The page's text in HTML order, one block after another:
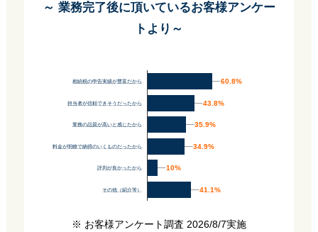
～ 業務完了後に頂いているお客様アンケー
トより～
相続税の申告実績が豊富だから
担当者が信頼できそうだったから
業務の品質が高いと感じたから
料金が明瞭で納得のいくものだったから
評判が良かったから
その他（紹介等）
60.8%
60.8%
43.8%
43.8%
35.9%
35.9%
34.9%
34.9%
10%
10%
41.1%
41.1%
※ お客様アンケート調査 2026/8/7実施